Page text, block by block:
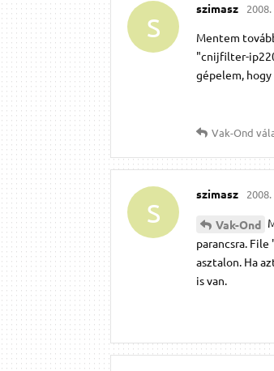
S
szimasz
Mentem
"cnijfilter-
gépelem,
Vak-Ond
S
szimasz
Vak-Ond
parancsra.
asztalon. Ha
is van.